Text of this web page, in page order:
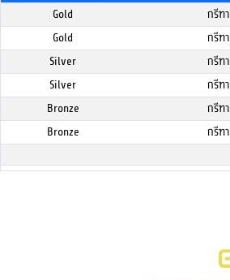
Gold
กรีฑา
Gold
กรีฑา
Silver
กรีฑา
Silver
กรีฑา
Bronze
กรีฑา
Bronze
กรีฑา